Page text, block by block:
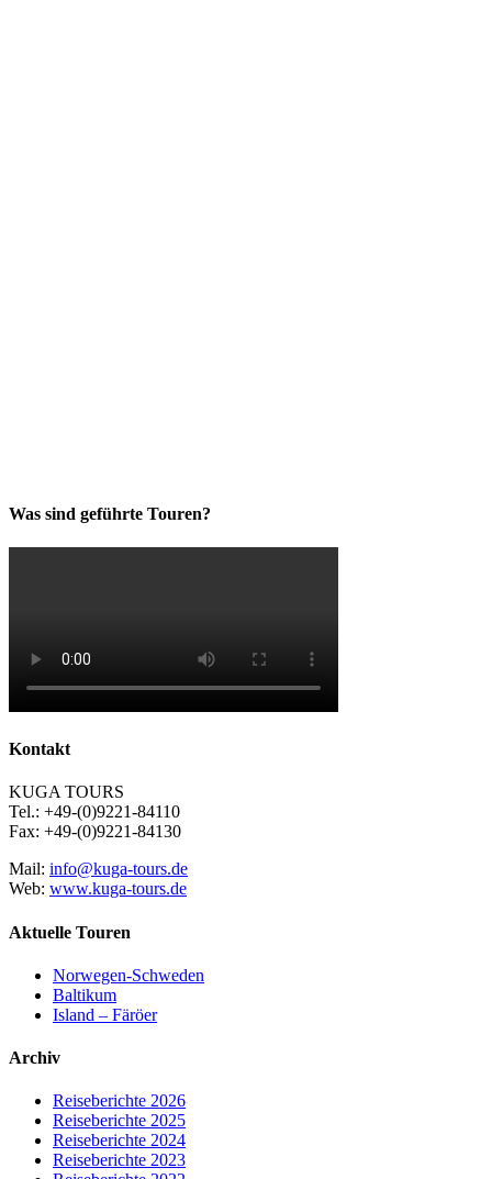
Was sind geführte Touren?
Kontakt
KUGA TOURS
Tel.: +49-(0)9221-84110
Fax: +49-(0)9221-84130
Mail: info@kuga-tours.de
Web: www.kuga-tours.de
Aktuelle Touren
Norwegen-Schweden
Baltikum
Island – Färöer
Archiv
Reiseberichte 2026
Reiseberichte 2025
Reiseberichte 2024
Reiseberichte 2023